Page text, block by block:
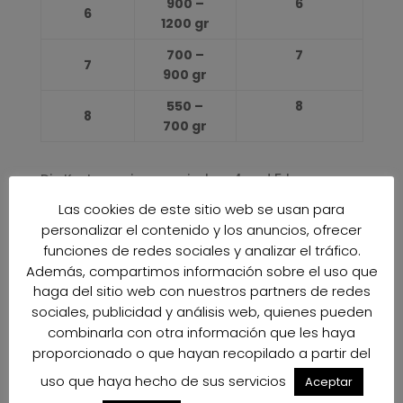
6
900 –
1200 gr
6
7
700 –
900 gr
7
8
550 –
700 gr
8
Die Kartons wiegen zwischen 4 und 5 kg
PRODUKTIONS
KALENDER
JANUAR
FEBRUAR
0%
0%
MÄRZ
Las cookies de este sitio web se usan para
personalizar el contenido y los anuncios, ofrecer
funciones de redes sociales y analizar el tráfico.
Además, compartimos información sobre el uso que
haga del sitio web con nuestros partners de redes
sociales, publicidad y análisis web, quienes pueden
combinarla con otra información que les haya
proporcionado o que hayan recopilado a partir del
uso que haya hecho de sus servicios
Aceptar